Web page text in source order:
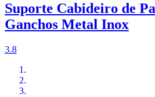
Suporte Cabideiro de
Ganchos Metal Inox
3.8